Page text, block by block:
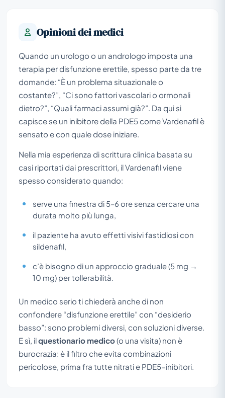
Opinioni dei medici
Quando un urologo o un andrologo imposta una
terapia per disfunzione erettile, spesso parte da tre
domande: “È un problema situazionale o
costante?”, “Ci sono fattori vascolari o ormonali
dietro?”, “Quali farmaci assumi già?”. Da qui si
capisce se un inibitore della PDE5 come Vardenafil è
sensato e con quale dose iniziare.
Nella mia esperienza di scrittura clinica basata su
casi riportati dai prescrittori, il Vardenafil viene
spesso considerato quando:
serve una finestra di 5–6 ore senza cercare una
durata molto più lunga,
il paziente ha avuto effetti visivi fastidiosi con
sildenafil,
c’è bisogno di un approccio graduale (5 mg →
10 mg) per tollerabilità.
Un medico serio ti chiederà anche di non
confondere “disfunzione erettile” con “desiderio
basso”: sono problemi diversi, con soluzioni diverse.
E sì, ilquestionario medico(o una visita) non è
burocrazia: è il filtro che evita combinazioni
pericolose, prima fra tutte nitrati e PDE5-inibitori.